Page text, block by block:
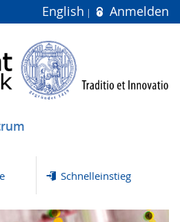
English Anmelden
Schnelleinstieg